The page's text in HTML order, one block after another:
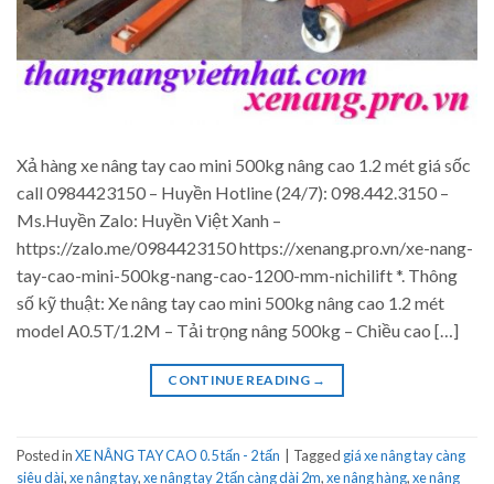
Xả hàng xe nâng tay cao mini 500kg nâng cao 1.2 mét giá sốc
call 0984423150 – Huyền Hotline (24/7): 098.442.3150 –
Ms.Huyền Zalo: Huyền Việt Xanh –
https://zalo.me/0984423150 https://xenang.pro.vn/xe-nang-
tay-cao-mini-500kg-nang-cao-1200-mm-nichilift *. Thông
số kỹ thuật: Xe nâng tay cao mini 500kg nâng cao 1.2 mét
model A0.5T/1.2M – Tải trọng nâng 500kg – Chiều cao […]
CONTINUE READING →
Posted inXE NÂNG TAY CAO 0.5 tấn - 2 tấn Tagged giá xe nâng tay càng
siêu dài,xe nâng tay,xe nâng tay 2 tấn càng dài 2m,xe nâng hàng,xe nâng